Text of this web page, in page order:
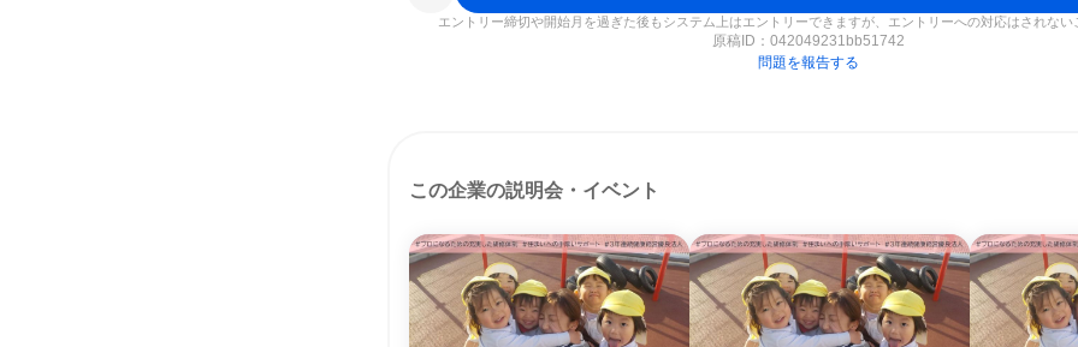
エントリー締切や開始月を過ぎた後もシステム上はエントリーできますが、エントリーへの対応はされない
原稿ID： 042049231bb51742
問題を報告する
この企業の説明会・イベント